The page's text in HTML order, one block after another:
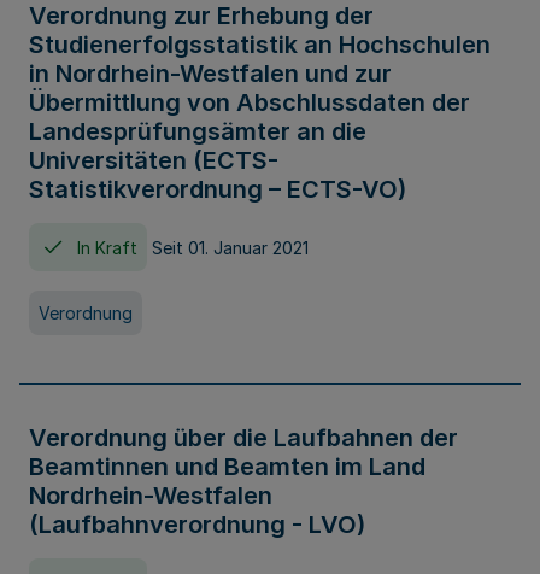
Verordnung zur Erhebung der
Studienerfolgsstatistik an Hochschulen
in Nordrhein-Westfalen und zur
Übermittlung von Abschlussdaten der
Landesprüfungsämter an die
Universitäten (ECTS-
Statistikverordnung – ECTS-VO)
In Kraft Seit 01. Januar 2021
Verordnung
Verordnung über die Laufbahnen der
Beamtinnen und Beamten im Land
Nordrhein-Westfalen
(Laufbahnverordnung - LVO)